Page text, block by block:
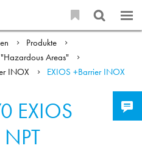
Produkte
Areas"
INOX EXIOS +Barrier INOX
EXIOS